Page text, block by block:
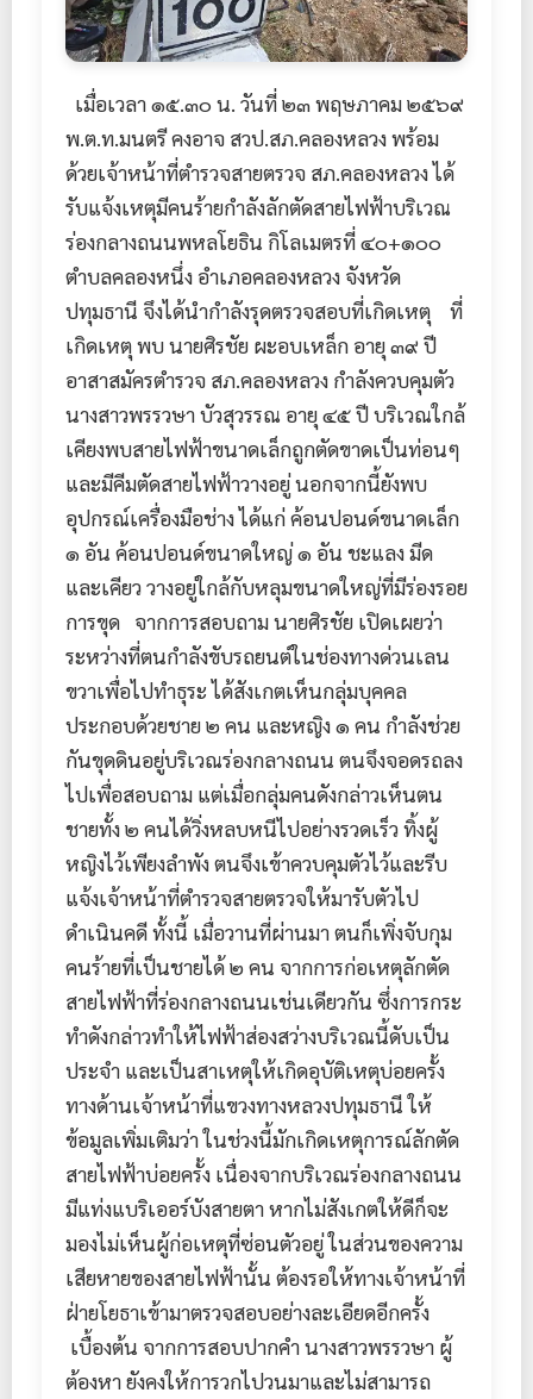
เมื่อเวลา ๑๕.๓๐ น. วันที่ ๒๓ พฤษภาคม ๒๕๖๙
พ.ต.ท.มนตรี คงอาจ สวป.สภ.คลองหลวง พร้อม
ด้วยเจ้าหน้าที่ตำรวจสายตรวจ สภ.คลองหลวง ได้
รับแจ้งเหตุมีคนร้ายกำลังลักตัดสายไฟฟ้าบริเวณ
ร่องกลางถนนพหลโยธิน กิโลเมตรที่ ๔๐+๑๐๐
ตำบลคลองหนึ่ง อำเภอคลองหลวง จังหวัด
ปทุมธานี จึงได้นำกำลังรุดตรวจสอบที่เกิดเหตุ ที่
เกิดเหตุ พบ นายศิรชัย ผะอบเหล็ก อายุ ๓๙ ปี
อาสาสมัครตำรวจ สภ.คลองหลวง กำลังควบคุมตัว
นางสาวพรรวษา บัวสุวรรณ อายุ ๔๕ ปี บริเวณใกล้
เคียงพบสายไฟฟ้าขนาดเล็กถูกตัดขาดเป็นท่อนๆ
และมีคีมตัดสายไฟฟ้าวางอยู่ นอกจากนี้ยังพบ
อุปกรณ์เครื่องมือช่าง ได้แก่ ค้อนปอนด์ขนาดเล็ก
๑ อัน ค้อนปอนด์ขนาดใหญ่ ๑ อัน ชะแลง มีด
และเคียว วางอยู่ใกล้กับหลุมขนาดใหญ่ที่มีร่องรอย
การขุด จากการสอบถาม นายศิรชัย เปิดเผยว่า
ระหว่างที่ตนกำลังขับรถยนต์ในช่องทางด่วนเลน
ขวาเพื่อไปทำธุระ ได้สังเกตเห็นกลุ่มบุคคล
ประกอบด้วยชาย ๒ คน และหญิง ๑ คน กำลังช่วย
กันขุดดินอยู่บริเวณร่องกลางถนน ตนจึงจอดรถลง
ไปเพื่อสอบถาม แต่เมื่อกลุ่มคนดังกล่าวเห็นตน
ชายทั้ง ๒ คนได้วิ่งหลบหนีไปอย่างรวดเร็ว ทิ้งผู้
หญิงไว้เพียงลำพัง ตนจึงเข้าควบคุมตัวไว้และรีบ
แจ้งเจ้าหน้าที่ตำรวจสายตรวจให้มารับตัวไป
ดำเนินคดี ทั้งนี้ เมื่อวานที่ผ่านมา ตนก็เพิ่งจับกุม
คนร้ายที่เป็นชายได้ ๒ คน จากการก่อเหตุลักตัด
สายไฟฟ้าที่ร่องกลางถนนเช่นเดียวกัน ซึ่งการกระ
ทำดังกล่าวทำให้ไฟฟ้าส่องสว่างบริเวณนี้ดับเป็น
ประจำ และเป็นสาเหตุให้เกิดอุบัติเหตุบ่อยครั้ง
ทางด้านเจ้าหน้าที่แขวงทางหลวงปทุมธานี ให้
ข้อมูลเพิ่มเติมว่า ในช่วงนี้มักเกิดเหตุการณ์ลักตัด
สายไฟฟ้าบ่อยครั้ง เนื่องจากบริเวณร่องกลางถนน
มีแท่งแบริเออร์บังสายตา หากไม่สังเกตให้ดีก็จะ
มองไม่เห็นผู้ก่อเหตุที่ซ่อนตัวอยู่ ในส่วนของความ
เสียหายของสายไฟฟ้านั้น ต้องรอให้ทางเจ้าหน้าที่
ฝ่ายโยธาเข้ามาตรวจสอบอย่างละเอียดอีกครั้ง
เบื้องต้น จากการสอบปากคำ นางสาวพรรวษา ผู้
ต้องหา ยังคงให้การวกไปวนมาและไม่สามารถ